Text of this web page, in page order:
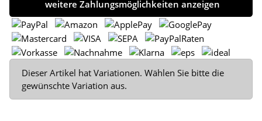
weitere Zahlungsmöglichkeiten anzeigen
x
Dieser Artikel hat Variationen. Wählen Sie bitte die
gewünschte Variation aus.